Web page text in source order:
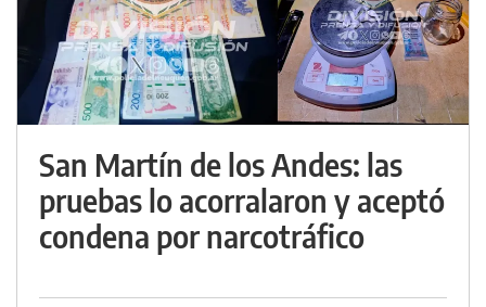
San Martín de los Andes: las
pruebas lo acorralaron y aceptó
condena por narcotráfico